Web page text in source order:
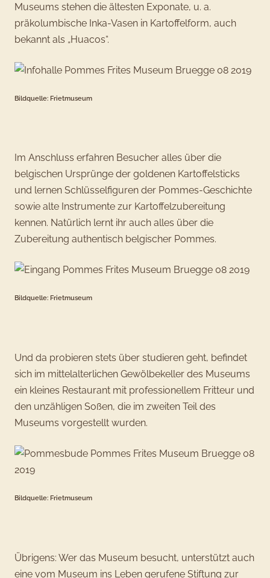
Museums stehen die ältesten Exponate, u. a.
präkolumbische Inka-Vasen in Kartoffelform, auch
bekannt als „Huacos“.
Bildquelle: Frietmuseum
Im Anschluss erfahren Besucher alles über die
belgischen Ursprünge der goldenen Kartoffelsticks
und lernen Schlüsselfiguren der Pommes-Geschichte
sowie alte Instrumente zur Kartoffelzubereitung
kennen. Natürlich lernt ihr auch alles über die
Zubereitung authentisch belgischer Pommes.
Bildquelle: Frietmuseum
Und da probieren stets über studieren geht, befindet
sich im mittelalterlichen Gewölbekeller des Museums
ein kleines Restaurant mit professionellem Fritteur und
den unzähligen Soßen, die im zweiten Teil des
Museums vorgestellt wurden.
Bildquelle: Frietmuseum
Übrigens: Wer das Museum besucht, unterstützt auch
eine vom Museum ins Leben gerufene Stiftung zur